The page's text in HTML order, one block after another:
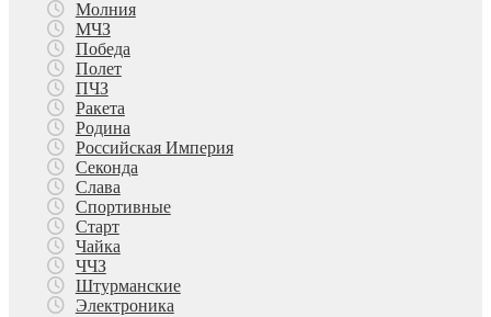
Молния
МЧЗ
Победа
Полет
ПЧЗ
Ракета
Родина
Российская Империя
Секонда
Слава
Спортивные
Старт
Чайка
ЧЧЗ
Штурманские
Электроника